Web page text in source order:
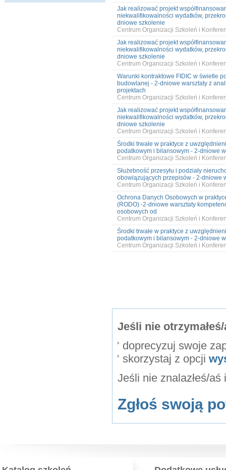
Jak realizować projekt
niekwalifikowalności wydatków,
dniowe szkolenie
Centrum Organizacji Szkoleń i
Jak realizować projekt
niekwalifikowalności wydatków,
dniowe szkolenie
Centrum Organizacji Szkoleń i
Warunki kontraktowe FIDIC w świetle
budowlanej - 2-dniowe warsztaty z
projektach
Centrum Organizacji Szkoleń i
Jak realizować projekt
niekwalifikowalności wydatków,
dniowe szkolenie
Centrum Organizacji Szkoleń i
Środki trwałe w praktyce z
podatkowym i bilansowym - 2-dniowe
Centrum Organizacji Szkoleń i
Służebność przesyłu i podziały
obowiązujących przepisów - 2-dniowe
Centrum Organizacji Szkoleń i
Ochrona Danych Osobowych w
(RODO) -2-dniowe warsztaty
osobowych od
Centrum Organizacji Szkoleń i
Środki trwałe w praktyce z
podatkowym i bilansowym - 2-dniowe
Centrum Organizacji Szkoleń i
Jeśli nie
doprecyzuj swoje
skorzystaj z opcji
Jeśli nie znalazłeś/
Zgłoś swoją